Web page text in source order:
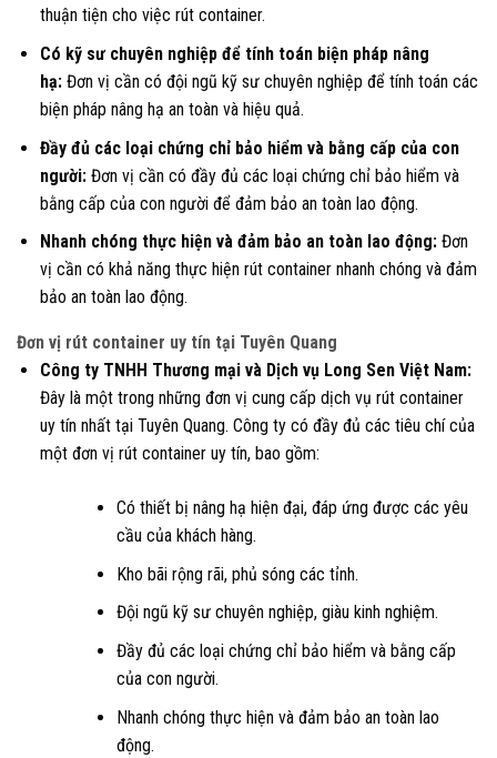
thuận tiện cho việc rút container.
Có kỹ sư chuyên nghiệp để tính toán biện pháp nâng
hạ:Đơn vị cần có đội ngũ kỹ sư chuyên nghiệp để tính toán các
biện pháp nâng hạ an toàn và hiệu quả.
Đầy đủ các loại chứng chỉ bảo hiểm và bằng cấp của con
người:Đơn vị cần có đầy đủ các loại chứng chỉ bảo hiểm và
bằng cấp của con người để đảm bảo an toàn lao động.
Nhanh chóng thực hiện và đảm bảo an toàn lao động:Đơn
vị cần có khả năng thực hiện rút container nhanh chóng và đảm
bảo an toàn lao động.
Đơn vị rút container uy tín tại Tuyên Quang
Công ty TNHH Thương mại và Dịch vụ Long Sen Việt Nam:
Đây là một trong những đơn vị cung cấp dịch vụ rút container
uy tín nhất tại Tuyên Quang. Công ty có đầy đủ các tiêu chí của
một đơn vị rút container uy tín, bao gồm:
Có thiết bị nâng hạ hiện đại, đáp ứng được các yêu
cầu của khách hàng.
Kho bãi rộng rãi, phủ sóng các tỉnh.
Đội ngũ kỹ sư chuyên nghiệp, giàu kinh nghiệm.
Đầy đủ các loại chứng chỉ bảo hiểm và bằng cấp
của con người.
Nhanh chóng thực hiện và đảm bảo an toàn lao
động.